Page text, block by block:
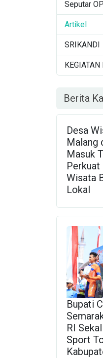
Seputar
Artikel
SRIKANDI
KEGIATAN
Berita
Desa
Malang
Masuk
Perkuat
Wisata
Lokal
Bupati
RI
Sport